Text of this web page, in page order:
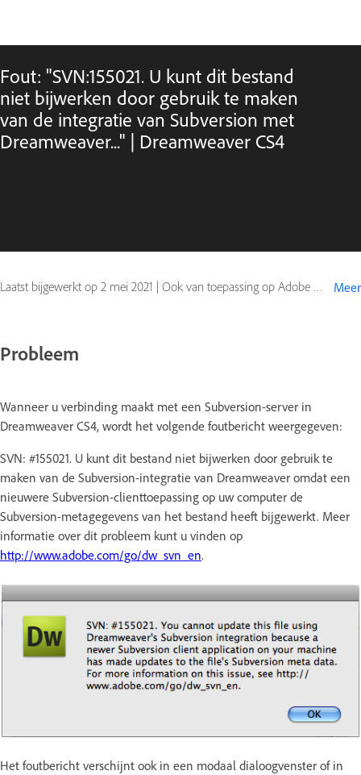
Fout: "SVN:155021. U kunt dit bestand
niet bijwerken door gebruik te maken
van de integratie van Subversion met
Dreamweaver..." | Dreamweaver CS4
Laatst bijgewerkt op 2 mei 2021 | Ook van toepassing op Adobe Dreamweaver CS4 Meer
Probleem
Wanneer u verbinding maakt met een Subversion-server in
Dreamweaver CS4, wordt het volgende foutbericht weergegeven:
SVN: #155021. U kunt dit bestand niet bijwerken door gebruik te
maken van de Subversion-integratie van Dreamweaver omdat een
nieuwere Subversion-clienttoepassing op uw computer de
Subversion-metagegevens van het bestand heeft bijgewerkt. Meer
informatie over dit probleem kunt u vinden op
http://www.adobe.com/go/dw_svn_en.
Het foutbericht verschijnt ook in een modaal dialoogvenster of in